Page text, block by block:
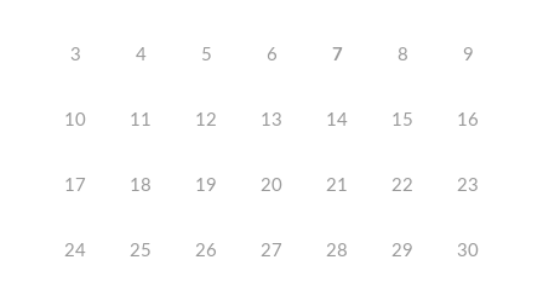
3 4 5 6 7 8 9
10 11 12 13 14 15 16
17 18 19 20 21 22 23
24 25 26 27 28 29 30